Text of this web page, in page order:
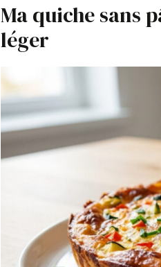
Ma quiche sans
léger